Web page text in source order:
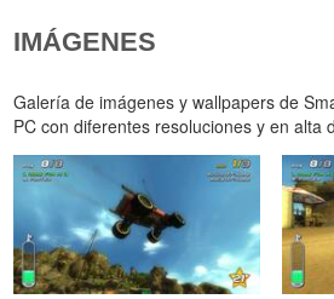
IMÁGENES
Galería de imágenes y wallpapers de
PC con diferentes resoluciones y en alta